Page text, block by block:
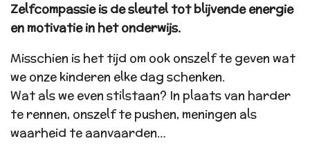
Zelfcompassie is de sleutel tot blijvende energie
en motivatie in het onderwijs.
Misschien is het tijd om ook onszelf te geven wat
we onze kinderen elke dag schenken.
Wat als we even stilstaan? In plaats van harder
te rennen, onszelf te pushen, meningen als
waarheid te aanvaarden…